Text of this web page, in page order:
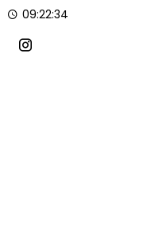
09:22:35